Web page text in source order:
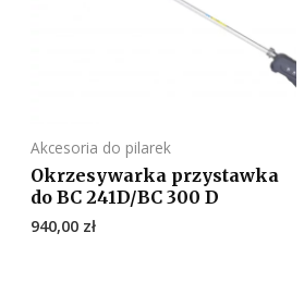
Akcesoria do pilarek
Okrzesywarka przystawka
do BC 241D/BC 300 D
940,00 zł